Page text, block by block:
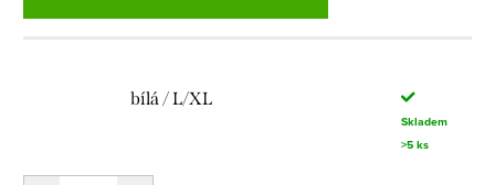
bílá / L/XL
Skladem
>5 ks